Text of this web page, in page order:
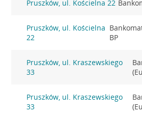
Pruszków, ul. Kościelna 22
Pruszków, ul. Kościelna
22
BP
Pruszków, ul. Kraszewskiego
33
Pruszków, ul. Kraszewskiego
33